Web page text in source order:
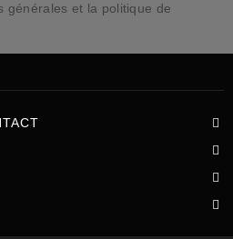
générales et la politique de